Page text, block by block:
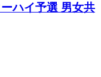
ハイ予選 男女共